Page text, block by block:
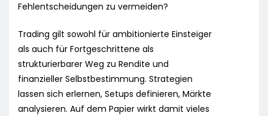
Fehlentscheidungen zu vermeiden?
Trading gilt sowohl für ambitionierte Einsteiger
als auch für Fortgeschrittene als
strukturierbarer Weg zu Rendite und
finanzieller Selbstbestimmung. Strategien
lassen sich erlernen, Setups definieren, Märkte
analysieren. Auf dem Papier wirkt damit vieles